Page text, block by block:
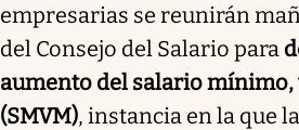
empresarias se reunirán
del Consejo del Salario para
aumento del salario
(SMVM), instancia en la que